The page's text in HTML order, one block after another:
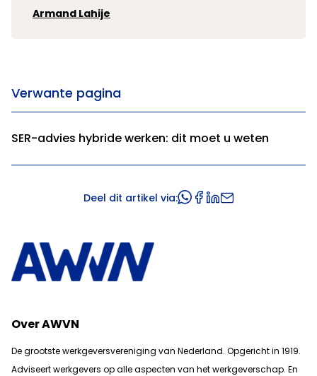
Armand Lahije
Verwante pagina
SER-advies hybride werken: dit moet u weten
Deel dit artikel via:
Over AWVN
De grootste werkgeversvereniging van Nederland. Opgericht in 1919.
Adviseert werkgevers op alle aspecten van het werkgeverschap. En